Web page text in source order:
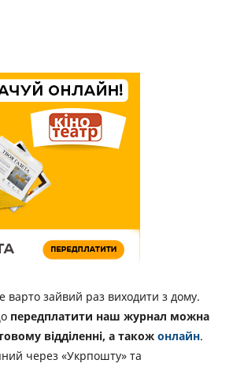
варто зайвий раз виходити з дому.
передплатити наш журнал можна
відділенні, а також онлайн.
через «Укрпошту» та